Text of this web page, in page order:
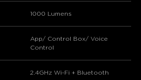
1000 Lumens
App/ Control Box/ Voice
Control
2.4GHz Wi-Fi + Bluetooth